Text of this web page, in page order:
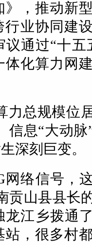
》，推动新
业协同建
通过“十五
体化算力网
力总规模位
信息“大动
深刻巨变。
网络信号，
贡山县县长
龙江乡拨通
站，很多村